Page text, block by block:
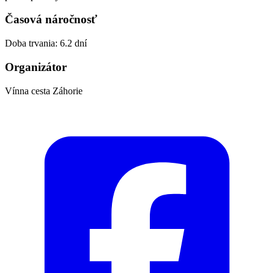
Časová náročnosť
Doba trvania: 6.2 dní
Organizátor
Vínna cesta Záhorie